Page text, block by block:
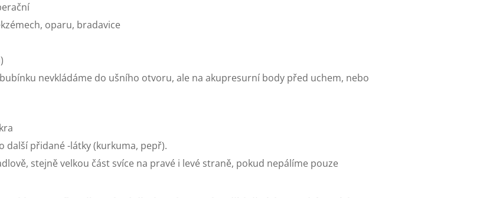
oparu, bradavice
nevkládáme do ušního otvoru, ale na akupresurní body před uchem, nebo
další přidané -látky (kurkuma, pepř).
stejně velkou část svíce na pravé i levé straně, pokud nepálíme pouze